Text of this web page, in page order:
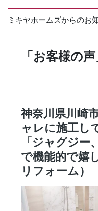
ミキヤホームズからのお
「お客様の